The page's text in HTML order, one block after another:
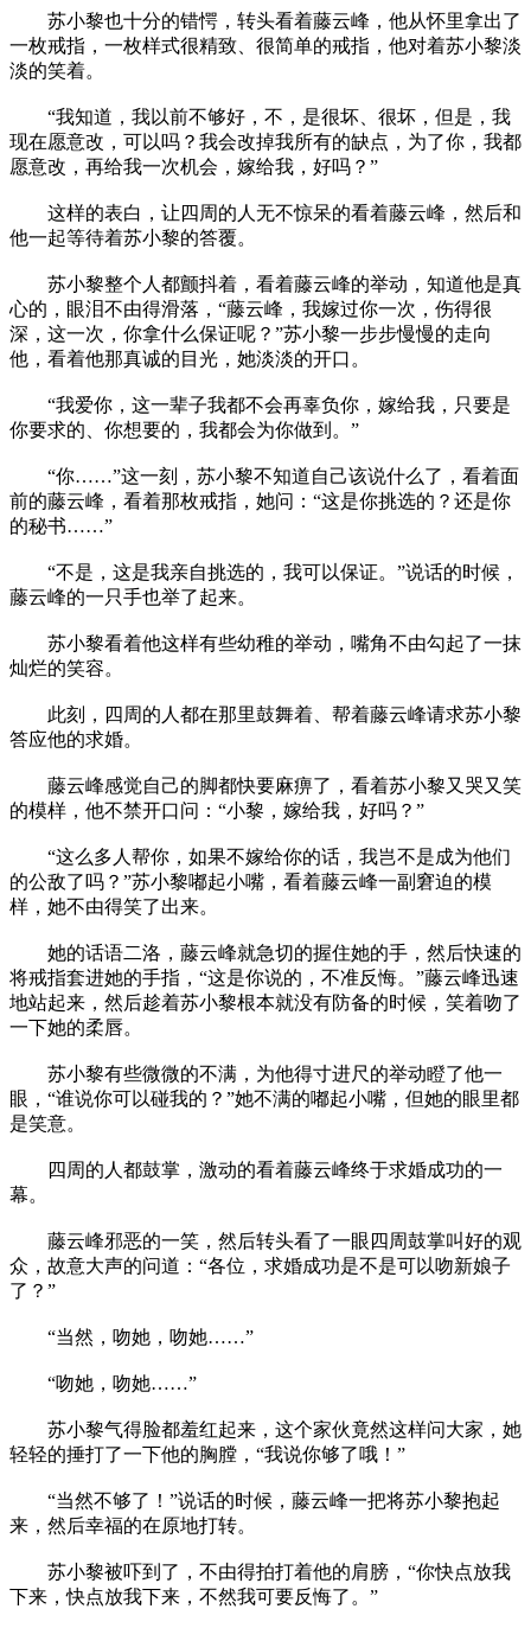
苏小黎也十分的错愕，转头看着藤云峰，他从怀里拿出了
一枚戒指，一枚样式很精致、很简单的戒指，他对着苏小黎淡
淡的笑着。
“我知道，我以前不够好，不，是很坏、很坏，但是，我
现在愿意改，可以吗？我会改掉我所有的缺点，为了你，我都
愿意改，再给我一次机会，嫁给我，好吗？”
这样的表白，让四周的人无不惊呆的看着藤云峰，然后和
他一起等待着苏小黎的答覆。
苏小黎整个人都颤抖着，看着藤云峰的举动，知道他是真
心的，眼泪不由得滑落，“藤云峰，我嫁过你一次，伤得很
深，这一次，你拿什么保证呢？”苏小黎一步步慢慢的走向
他，看着他那真诚的目光，她淡淡的开口。
“我爱你，这一辈子我都不会再辜负你，嫁给我，只要是
你要求的、你想要的，我都会为你做到。”
“你……”这一刻，苏小黎不知道自己该说什么了，看着面
前的藤云峰，看着那枚戒指，她问：“这是你挑选的？还是你
的秘书……”
“不是，这是我亲自挑选的，我可以保证。”说话的时候，
藤云峰的一只手也举了起来。
苏小黎看着他这样有些幼稚的举动，嘴角不由勾起了一抹
灿烂的笑容。
此刻，四周的人都在那里鼓舞着、帮着藤云峰请求苏小黎
答应他的求婚。
藤云峰感觉自己的脚都快要麻痹了，看着苏小黎又哭又笑
的模样，他不禁开口问：“小黎，嫁给我，好吗？”
“这么多人帮你，如果不嫁给你的话，我岂不是成为他们
的公敌了吗？”苏小黎嘟起小嘴，看着藤云峰一副窘迫的模
样，她不由得笑了出来。
她的话语二洛，藤云峰就急切的握住她的手，然后快速的
将戒指套进她的手指，“这是你说的，不准反悔。”藤云峰迅速
地站起来，然后趁着苏小黎根本就没有防备的时候，笑着吻了
一下她的柔唇。
苏小黎有些微微的不满，为他得寸进尺的举动瞪了他一
眼，“谁说你可以碰我的？”她不满的嘟起小嘴，但她的眼里都
是笑意。
四周的人都鼓掌，激动的看着藤云峰终于求婚成功的一
幕。
藤云峰邪恶的一笑，然后转头看了一眼四周鼓掌叫好的观
众，故意大声的问道：“各位，求婚成功是不是可以吻新娘子
了？”
“当然，吻她，吻她……”
“吻她，吻她……”
苏小黎气得脸都羞红起来，这个家伙竟然这样问大家，她
轻轻的捶打了一下他的胸膛，“我说你够了哦！”
“当然不够了！”说话的时候，藤云峰一把将苏小黎抱起
来，然后幸福的在原地打转。
苏小黎被吓到了，不由得拍打着他的肩膀，“你快点放我
下来，快点放我下来，不然我可要反悔了。”